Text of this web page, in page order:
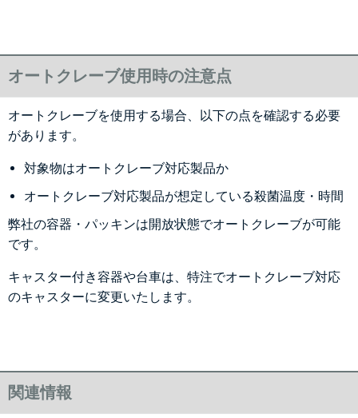
オートクレーブ使用時の注意点
オートクレーブを使用する場合、以下の点を確認する必要
があります。
対象物はオートクレーブ対応製品か
オートクレーブ対応製品が想定している殺菌温度・時間
弊社の容器・パッキンは開放状態でオートクレーブが可能
です。
キャスター付き容器や台車は、特注でオートクレーブ対応
のキャスターに変更いたします。
関連情報